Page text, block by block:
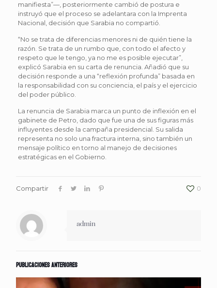
manifiesta”—, posteriormente cambió de postura e
instruyó que el proceso se adelantara con la Imprenta
Nacional, decisión que Sarabia no compartió.
“No se trata de diferencias menores ni de quién tiene la
razón. Se trata de un rumbo que, con todo el afecto y
respeto que le tengo, ya no me es posible ejecutar”,
explicó Sarabia en su carta de renuncia. Añadió que su
decisión responde a una “reflexión profunda” basada en
la responsabilidad con su conciencia, el país y el ejercicio
del poder público.
La renuncia de Sarabia marca un punto de inflexión en el
gabinete de Petro, dado que fue una de sus figuras más
influyentes desde la campaña presidencial. Su salida
representa no solo una fractura interna, sino también un
mensaje político en torno al manejo de decisiones
estratégicas en el Gobierno.
Compartir 0
admin
Publicaciones anteriores